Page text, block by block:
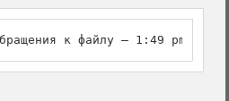
к файлу — 1:49 pm